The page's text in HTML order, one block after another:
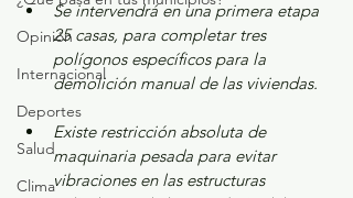
Opinión
Internacional
Deportes
Salud
Clima
Se intervendrá en una primera etapa
25 casas, para completar tres
polígonos específicos para la
demolición manual de las viviendas.
Existe restricción absoluta de
maquinaria pesada para evitar
vibraciones en las estructuras